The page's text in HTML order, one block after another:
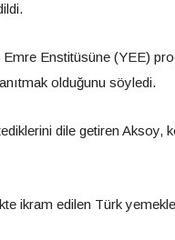
Enstitüsüne (YEE)
olduğunu söyledi.
dile getiren Aksoy,
ikram edilen Türk